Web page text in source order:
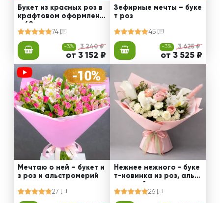
Букет из красных роз в
крафтовом оформлени
и 60 см
74
-3% 3 240 ₽
от 3 152 ₽
Зефирные мечты – буке
т роз
45
-3% 3 625 ₽
от 3 525 ₽
Мечтаю о ней – букет и
з роз и альстромерий
27
Нежнее нежного - буке
т-новинка из роз, альст
ромерий и калл
26